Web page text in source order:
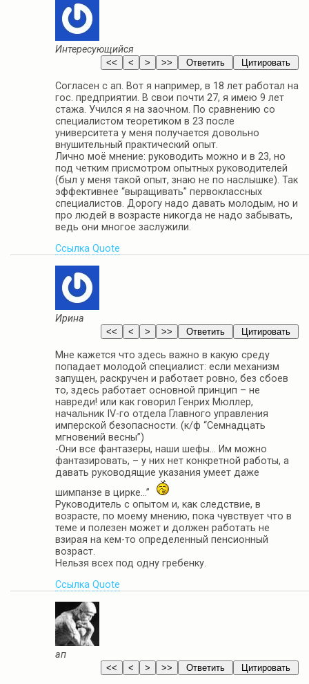
Интересующийся
Согласен с ап. Вот я например, в 18 лет работал на
гос. предприятии. В свои почти 27, я имею 9 лет
стажа. Учился я на заочном. По сравнению со
специалистом теоретиком в 23 после
университета у меня получается довольно
внушительный практический опыт.
Лично моё мнение: руководить можно и в 23, но
под четким присмотром опытных руководителей
(был у меня такой опыт, знаю не по наслышке). Так
эффективнее “выращивать” первоклассных
специалистов. Дорогу надо давать молодым, но и
про людей в возрасте никогда не надо забывать,
ведь они многое заслужили.
Ссылка Quote
Ирина
Мне кажется что здесь важно в какую среду
попадает молодой специалист: если механизм
запущен, раскручен и работает ровно, без сбоев
то, здесь работает основной принцип – не
навреди! или как говорил Генрих Мюллер,
начальник IV-го отдела Главного управления
имперской безопасности. (к/ф “Семнадцать
мгновений весны”)
-Они все фантазеры, наши шефы… Им можно
фантазировать, – у них нет конкретной работы, а
давать руководящие указания умеет даже
шимпанзе в цирке…”
Руководитель с опытом и, как следствие, в
возрасте, по моему мнению, пока чувствует что в
теме и полезен может и должен работать не
взирая на кем-то определенный пенсионный
возраст.
Нельзя всех под одну гребенку.
Ссылка Quote
ап